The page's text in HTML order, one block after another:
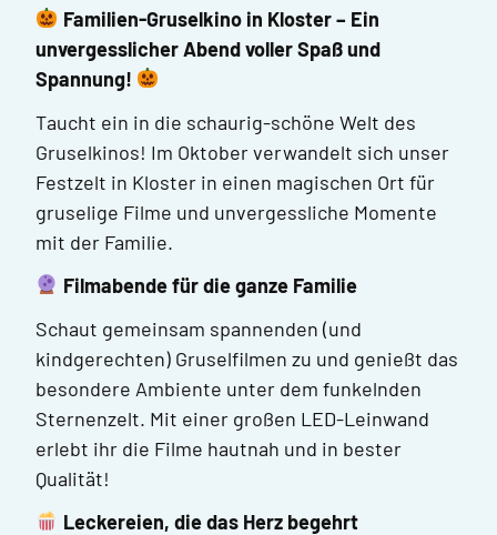
Familien-Gruselkino in Kloster – Ein
unvergesslicher Abend voller Spaß und
Spannung!
Taucht ein in die schaurig-schöne Welt des
Gruselkinos! Im Oktober verwandelt sich unser
Festzelt in Kloster in einen magischen Ort für
gruselige Filme und unvergessliche Momente
mit der Familie.
Filmabende für die ganze Familie
Schaut gemeinsam spannenden (und
kindgerechten) Gruselfilmen zu und genießt das
besondere Ambiente unter dem funkelnden
Sternenzelt. Mit einer großen LED-Leinwand
erlebt ihr die Filme hautnah und in bester
Qualität!
Leckereien, die das Herz begehrt